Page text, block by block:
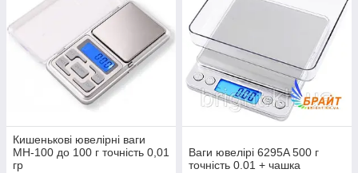
Кишенькові ювелірні ваги
MH-100 до 100 г точність 0,01
гр
Ваги ювелірі 6295A 500 г
точність 0.01 + чашка